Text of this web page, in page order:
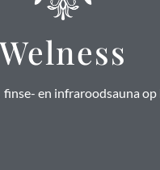
Welness
en infraroodsauna